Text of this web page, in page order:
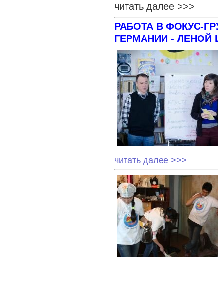
читать далее >>>
РАБОТА В ФОКУС-
ГЕРМАНИИ - ЛЕНОЙ
читать далее >>>